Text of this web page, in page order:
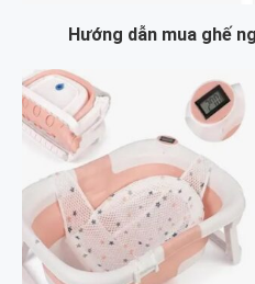
Hướng dẫn mua ghế